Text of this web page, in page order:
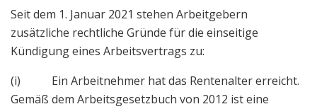
Seit dem 1. Januar 2021 stehen Arbeitgebern
zusätzliche rechtliche Gründe für die einseitige
Kündigung eines Arbeitsvertrags zu:
(i) Ein Arbeitnehmer hat das Rentenalter erreicht.
Gemäß dem Arbeitsgesetzbuch von 2012 ist eine